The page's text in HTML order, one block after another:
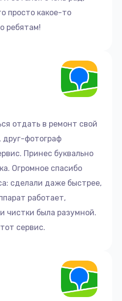
просто какое-то
ребятам!
отдать в ремонт свой
друг-фотограф
Принес буквально
Огромное спасибо
сделали даже быстрее,
работает,
чистки была разумной.
сервис.